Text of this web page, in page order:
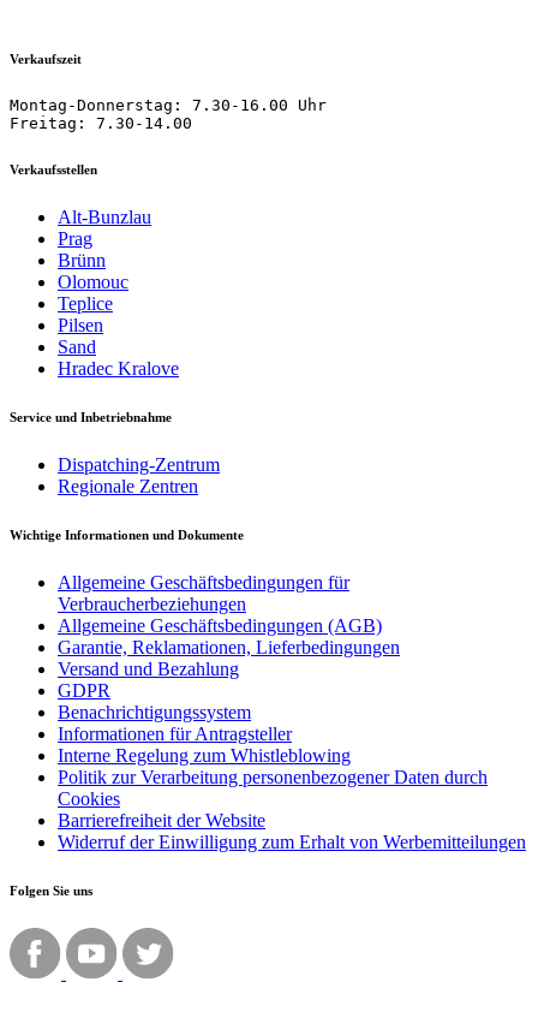
Verkaufszeit
Montag-Donnerstag: 7.30-16.00 Uhr
Freitag: 7.30-14.00
Verkaufsstellen
Alt-Bunzlau
Prag
Brünn
Olomouc
Teplice
Pilsen
Sand
Hradec Kralove
Service und Inbetriebnahme
Dispatching-Zentrum
Regionale Zentren
Wichtige Informationen und Dokumente
Allgemeine Geschäftsbedingungen für
Verbraucherbeziehungen
Allgemeine Geschäftsbedingungen (AGB)
Garantie, Reklamationen, Lieferbedingungen
Versand und Bezahlung
GDPR
Benachrichtigungssystem
Informationen für Antragsteller
Interne Regelung zum Whistleblowing
Politik zur Verarbeitung personenbezogener Daten durch
Cookies
Barrierefreiheit der Website
Widerruf der Einwilligung zum Erhalt von Werbemitteilungen
Folgen Sie uns